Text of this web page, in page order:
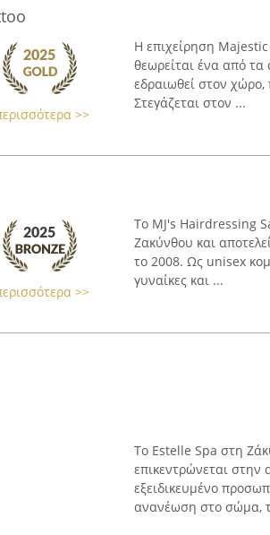
>>
Η επιχείρηση
θεωρείται ένα από τα
εδραιωθεί στον χώρο,
Στεγάζεται στον ...
>>
Το MJ's Hairdressing
Ζακύνθου και
το 2008. Ως unisex
γυναίκες και ...
Το Estelle Spa στη
επικεντρώνεται στην
εξειδικευμένο
ανανέωση στο σώμα,